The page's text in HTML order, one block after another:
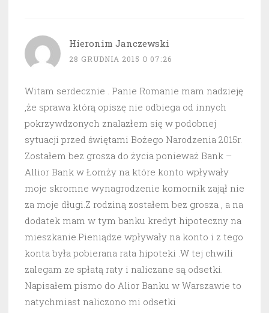
Hieronim Janczewski
28 GRUDNIA 2015 O 07:26
Witam serdecznie . Panie Romanie mam nadzieję
,że sprawa którą opiszę nie odbiega od innych
pokrzywdzonych znalazłem się w podobnej
sytuacji przed świętami Bożego Narodzenia 2015r.
Zostałem bez grosza do życia ponieważ Bank –
Allior Bank w Łomży na które konto wpływały
moje skromne wynagrodzenie komornik zajął nie
za moje długi.Z rodziną zostałem bez grosza , a na
dodatek mam w tym banku kredyt hipoteczny na
mieszkanie.Pieniądze wpływały na konto i z tego
konta była pobierana rata hipoteki .W tej chwili
zalegam ze spłatą raty i naliczane są odsetki.
Napisałem pismo do Alior Banku w Warszawie to
natychmiast naliczono mi odsetki